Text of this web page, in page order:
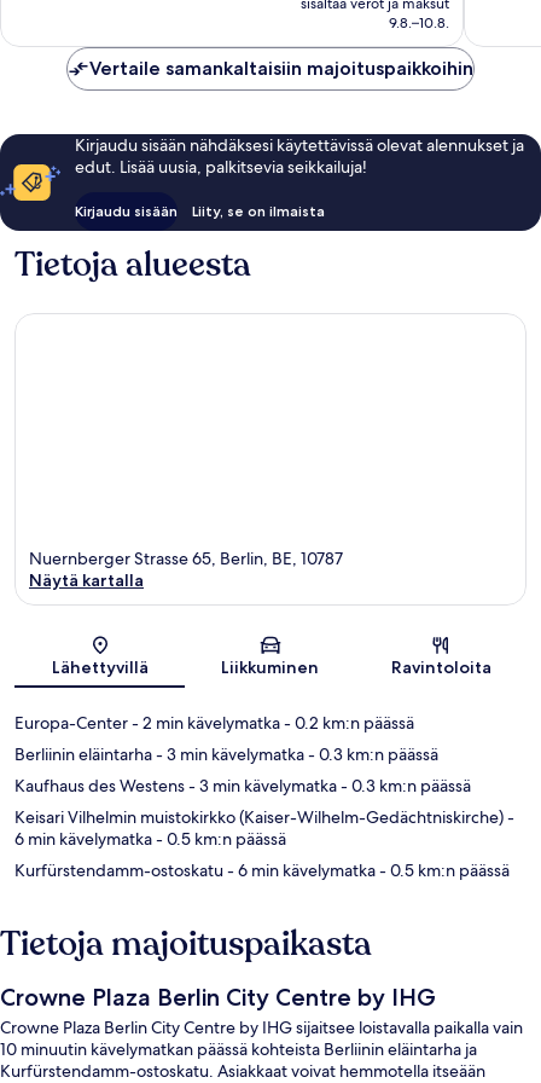
95 €
9.8.–10.8.
Vertaile samankaltaisiin majoituspaikkoihin
Kirjaudu sisään nähdäksesi käytettävissä olevat alennukset ja
edut. Lisää uusia, palkitsevia seikkailuja!
Kirjaudu sisään Liity, se on ilmaista
Tietoja alueesta
Kartta
Nuernberger Strasse 65, Berlin, BE, 10787
Näytä kartalla
Lähettyvillä Liikkuminen Ravintoloita
Europa-Center- 2 min kävelymatka- 0.2 km:n päässä
Berliinin eläintarha- 3 min kävelymatka- 0.3 km:n päässä
Kaufhaus des Westens- 3 min kävelymatka- 0.3 km:n päässä
Keisari Vilhelmin muistokirkko (Kaiser-Wilhelm-Gedächtniskirche)-
6 min kävelymatka- 0.5 km:n päässä
Kurfürstendamm-ostoskatu- 6 min kävelymatka- 0.5 km:n päässä
Tietoja majoituspaikasta
Crowne Plaza Berlin City Centre by IHG
Crowne Plaza Berlin City Centre by IHG sijaitsee loistavalla paikalla vain
10 minuutin kävelymatkan päässä kohteista Berliinin eläintarha ja
Kurfürstendamm-ostoskatu. Asiakkaat voivat hemmotella itseään